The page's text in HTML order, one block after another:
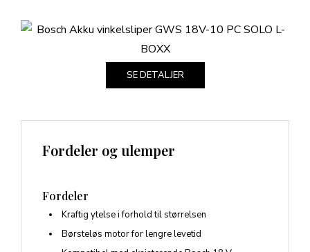
Fordeler og ulemper
Fordeler
Kraftig ytelse i forhold til størrelsen
Børsteløs motor for lengre levetid
SE DETALJER